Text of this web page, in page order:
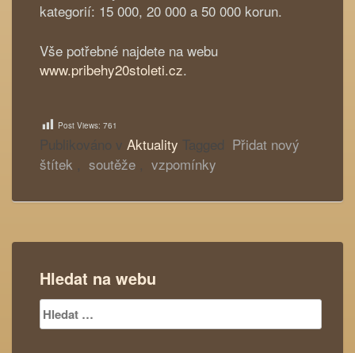
kategorií: 15 000, 20 000 a 50 000 korun.
Vše potřebné najdete na webu
www.pribehy20stoleti.cz.
Post Views: 761
Publikováno v Aktuality Tagged Přidat nový
štítek , soutěže , vzpomínky
Hledat na webu
Vyhledávání